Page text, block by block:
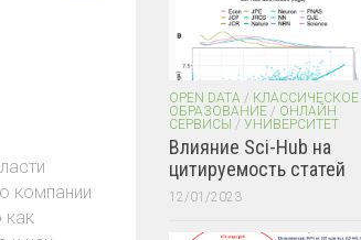
компании
как
OPEN DATA / КЛАССИЧЕСКОЕ
ОБРАЗОВАНИЕ / ОНЛАЙН
СЕРВИСЫ / УНИВЕРСИТЕТ
Влияние Sci-Hub на
цитируемость статей
12/01/2023